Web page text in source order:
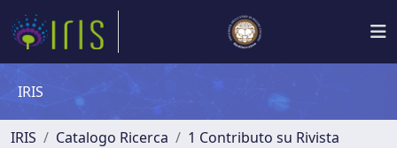
IRIS
IRIS Catalogo Ricerca
1 Contributo su Rivista